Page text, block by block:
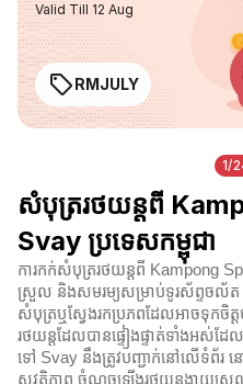
Valid Till 12 Aug
RMJULY
1/
សំបុត្ររថយន្តពី
Svay ប្រទេសកម្ពុជា
ការកក់សំបុត្ររថយន្តពី Kampong
ស្រួល និងសមរម្យសម្រាប់ទូរស័ព្ទចល័ត
សំបុត្រឬស្វែងរកប្រភពដែលអាចទុកចិ
រថយន្តដែលបានផ្ទៀងផ្ទាត់ទាំងអស់ដ
ទៅ Svay នឹងត្រូវបញ្ជាក់នៅលើទំព័រ
សុវត្ថិភាព ចំណុចឡើងរថយន្តងាយស្